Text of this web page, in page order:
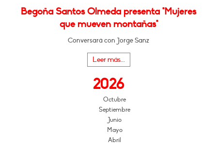
Begoña Santos Olmeda presenta "Mujeres
que mueven montañas"
Conversará con Jorge Sanz
Leer más...
2026
Octubre
Septiembre
Junio
Mayo
Abril